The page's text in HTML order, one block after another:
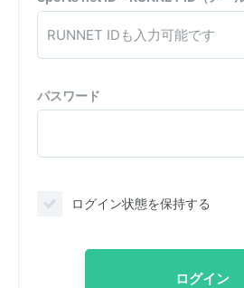
パスワード
ログイン状態を保持する
ログイン